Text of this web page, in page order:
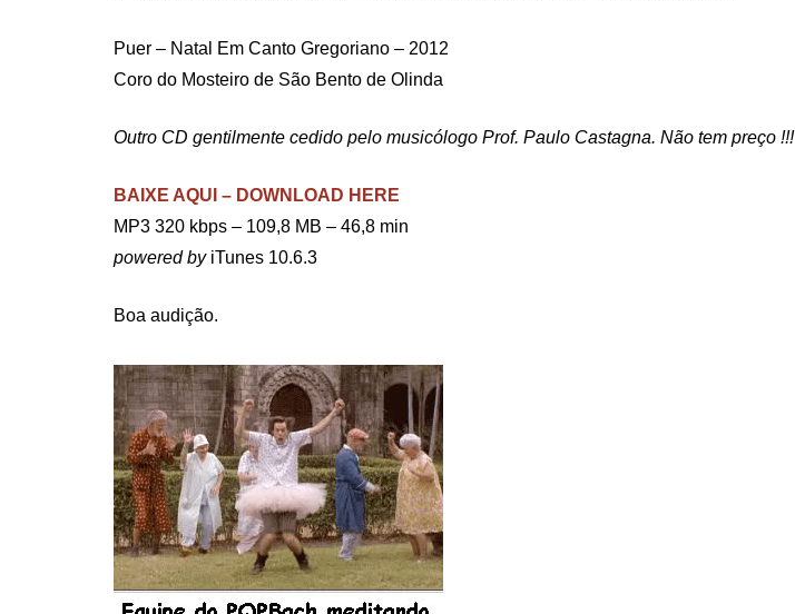
Puer – Natal Em Canto Gregoriano – 2012
Coro do Mosteiro de São Bento de Olinda
Outro CD gentilmente cedido pelo musicólogo Prof. Paulo Castagna. Não tem preço !!!
BAIXE AQUI – DOWNLOAD HERE
MP3 320 kbps – 109,8 MB – 46,8 min
powered byiTunes 10.6.3
Boa audição.